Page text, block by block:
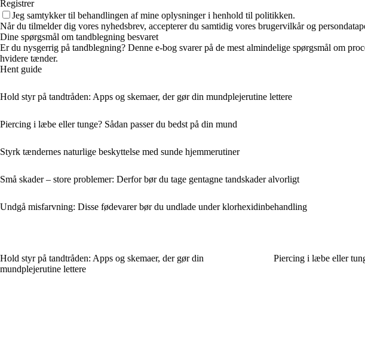
Registrer
Jeg samtykker til behandlingen af mine oplysninger i henhold til politikken.
Når du tilmelder dig vores nyhedsbrev, accepterer du samtidig vores brugervilkår og
Dine spørgsmål om tandblegning besvaret
Er du nysgerrig på tandblegning? Denne e-bog svarer på de mest almindelige spørgsmål om
hvidere tænder.
Hent guide
Hold styr på tandtråden: Apps og skemaer, der gør din mundplejerutine lettere
Piercing i læbe eller tunge? Sådan passer du bedst på din mund
Styrk tændernes naturlige beskyttelse med sunde hjemmerutiner
Små skader – store problemer: Derfor bør du tage gentagne tandskader alvorligt
Undgå misfarvning: Disse fødevarer bør du undlade under klorhexidinbehandling
Hold styr på tandtråden: Apps og skemaer, der gør din
mundplejerutine lettere
Piercing i læbe eller